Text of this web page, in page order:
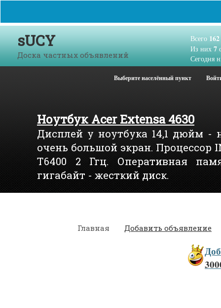
sUCY
Доска частных объявлений
Всего 162
Из них 7
Сегодня
Выберите населённый пункт
Ноутбук Acer Extensa 4630
Дисплей у ноутбука 14,1 дюйм -
очень большой экран. Процессор
T6400 2 Ггц. Оперативная
гигабайт - жесткий диск.
Главная Добавить объявление